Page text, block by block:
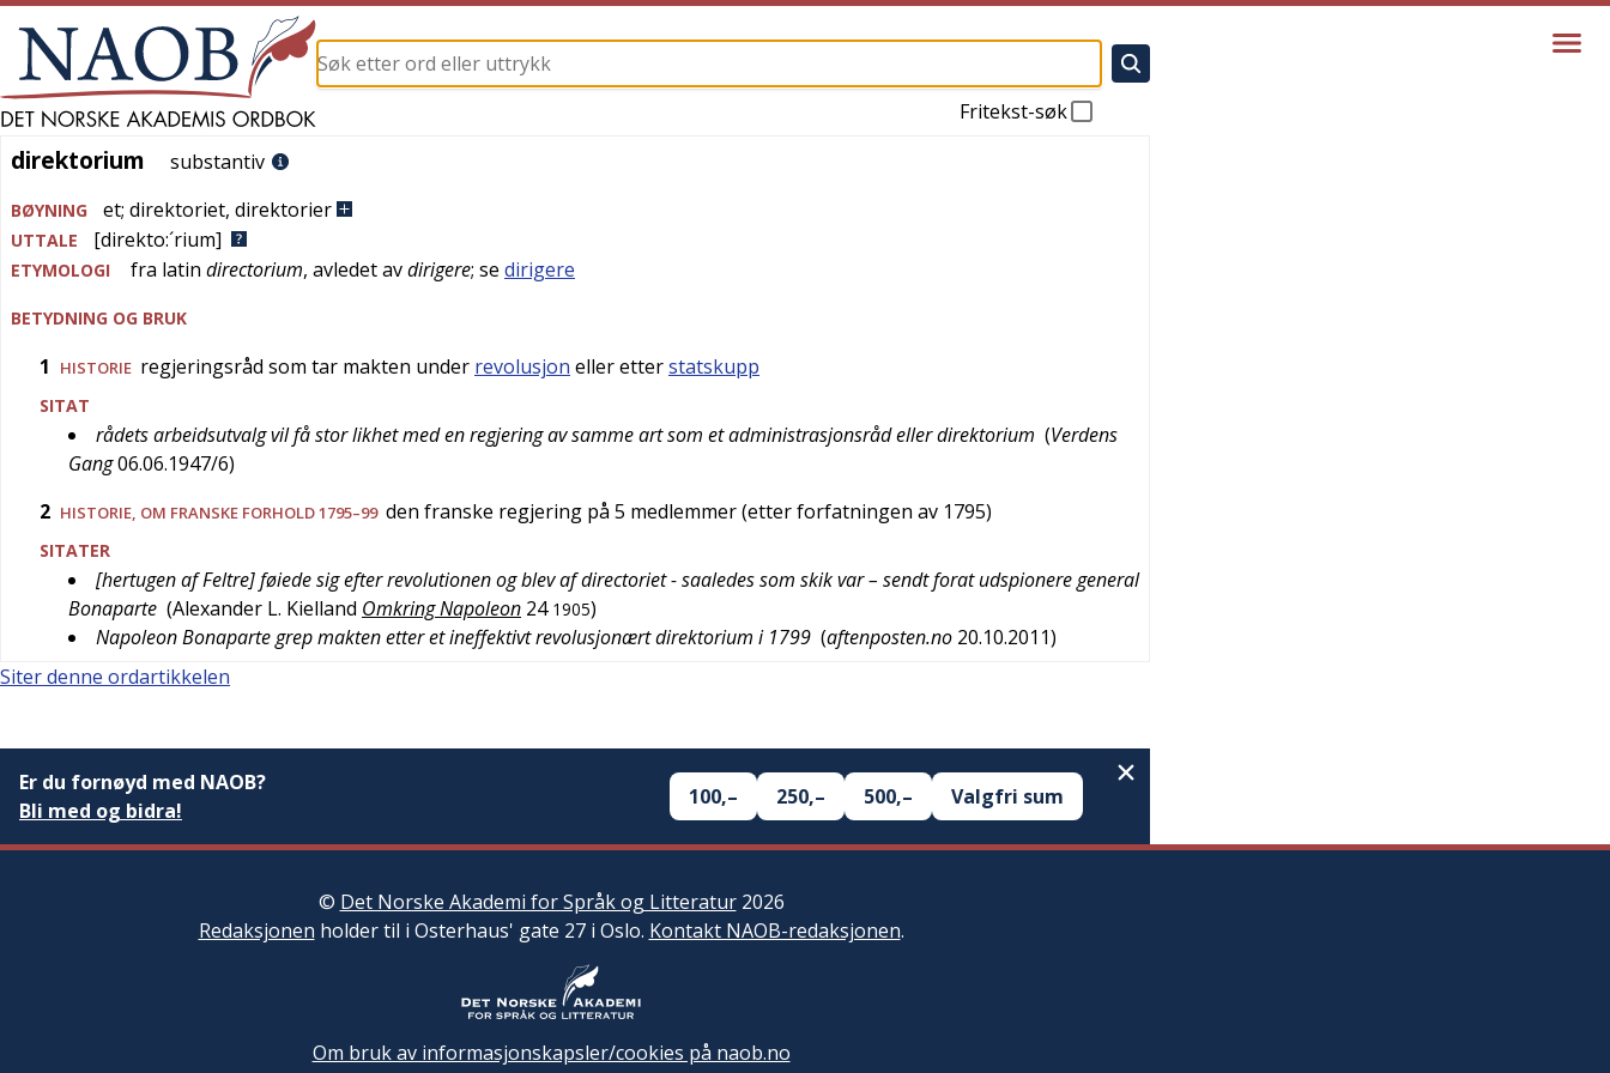
Fritekst-søk
direktorium
direktorium substantiv
BØYNING et; direktoriet, direktorier
UTTALE [direkto:´rium]
ETYMOLOGI fra latin directorium, avledet avdirigere; se dirigere
BETYDNING OG BRUK
1 HISTORIE regjeringsråd som tar makten under revolusjon eller etterstatskupp
SITAT
rådets arbeidsutvalg vil få stor likhet med en regjering av samme art som et administrasjonsråd eller direktorium (Verdens
Gang06.06.1947/6)
2 HISTORIE , OM FRANSKE FORHOLD 1795–99 den franske regjering på 5 medlemmer (etter forfatningen av 1795)
SITATER
[hertugen af Feltre] føiede sig efter revolutionen og blev af directoriet - saaledes som skik var – sendt forat udspionere general
Bonaparte (Alexander L. Kielland Omkring Napoleon 24 1905)
Napoleon Bonaparte grep makten etter et ineffektivt revolusjonært direktorium i 1799 (aftenposten.no 20.10.2011)
Siter denne ordartikkelen
Er du fornøyd med NAOB?
Bli med og bidra!
100,– 250,– 500,– Valgfri sum
© Det Norske Akademi for Språk og Litteratur2026
Redaksjonen holder til i Osterhaus' gate 27 i Oslo. Kontakt NAOB-redaksjonen.
Om bruk av informasjonskapsler/cookies på naob.no